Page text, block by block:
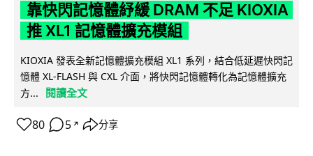
靠快閃記憶體紓緩 DRAM 不足 KIOXIA
推 XL1 記憶體擴充模組
KIOXIA 發表全新記憶體擴充模組 XL1 系列，結合低延遲快閃記
憶體 XL-FLASH 與 CXL 介面，將快閃記憶體轉化為記憶體擴充
方...
閱讀全文
80 5 ↗ 分享